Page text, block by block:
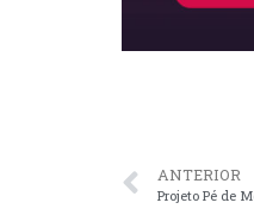
ANTERIOR